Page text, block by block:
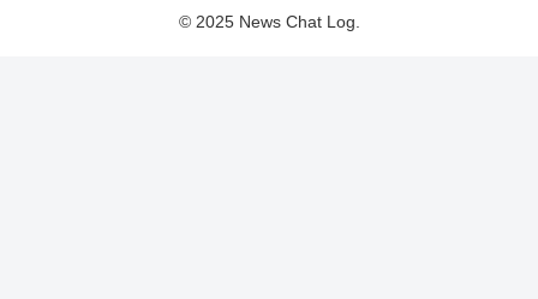
© 2025 News Chat Log.